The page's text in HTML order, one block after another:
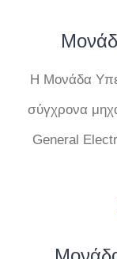
Η Μονάδα
σύγχρονα
General